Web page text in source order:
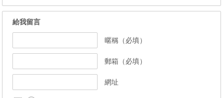
給我留言
暱稱（必填）
郵箱（必填）
網址